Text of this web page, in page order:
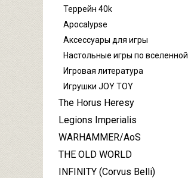
Террейн 40k
Apocalypse
Аксессуары для игры
Настольные игры по вселенной
Игровая литература
Игрушки JOY TOY
The Horus Heresy
Legions Imperialis
WARHAMMER/AoS
THE OLD WORLD
INFINITY (Corvus Belli)